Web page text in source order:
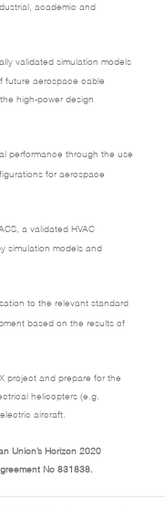
academic and
validated simulation models
future aerospace cable
high-power design
performance through the use
for aerospace
a validated HVAC
simulation models and
to the relevant standard
based on the results of
project and prepare for the
helicopters (e.g.
aircraft.
Union’s Horizon 2020
No 831838.